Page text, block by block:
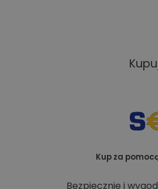
Kup za
Bezpiecznie i